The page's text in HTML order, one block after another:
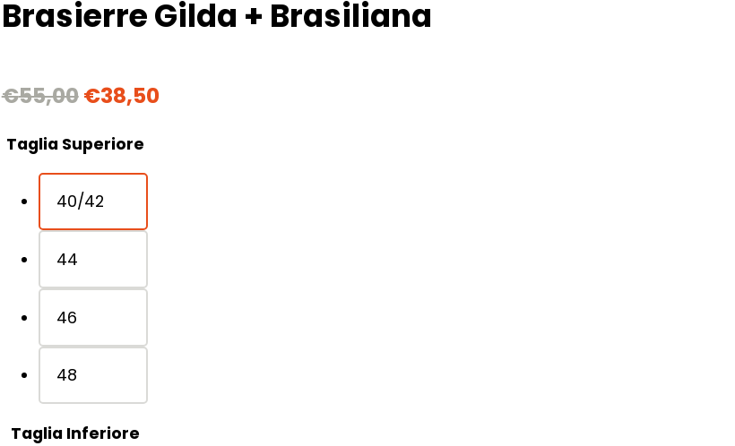
Brasierre Gilda + Brasiliana
€55,00€38,50
Taglia Superiore
40/42
44
46
48
Taglia Inferiore